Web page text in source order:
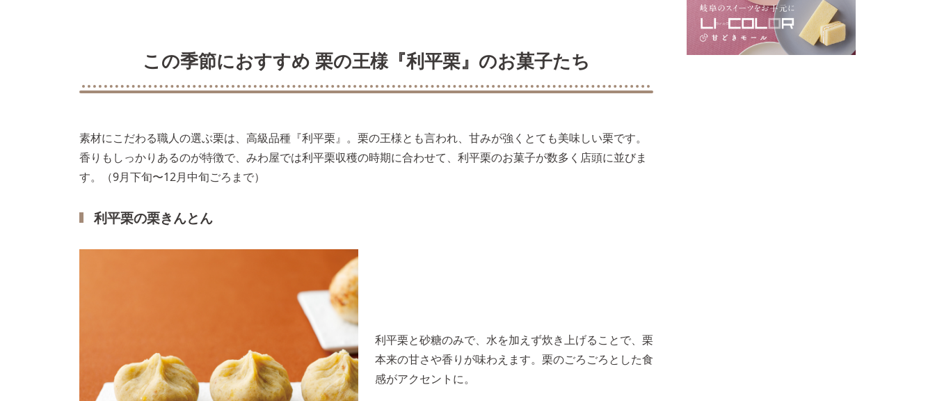
この季節におすすめ 栗の王様『利平栗』のお菓子たち
素材にこだわる職人の選ぶ栗は、高級品種『利平栗』。栗の王様とも言われ、甘みが強くとても美味しい栗です。
香りもしっかりあるのが特徴で、みわ屋では利平栗収穫の時期に合わせて、利平栗のお菓子が数多く店頭に並びま
す。（9月下旬〜12月中旬ごろまで）
利平栗の栗きんとん
利平栗と砂糖のみで、水を加えず炊き上げることで、栗
本来の甘さや香りが味わえます。栗のごろごろとした食
感がアクセントに。